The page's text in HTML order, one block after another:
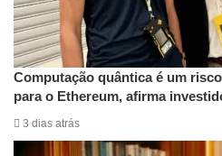
Computação quântica é um
para o Ethereum, afirma
3 dias atrás